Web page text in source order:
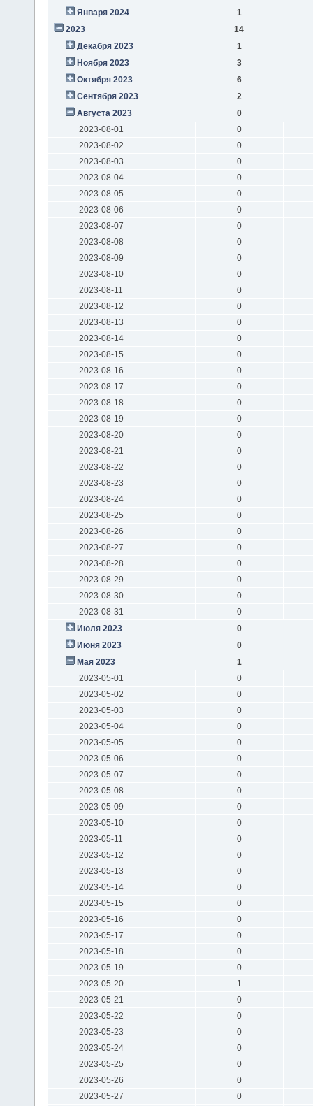
Января 2024
1
2023
14
Декабря 2023
1
Ноября 2023
3
Октября 2023
6
Сентября 2023
2
Августа 2023
0
2023-08-01
0
2023-08-02
0
2023-08-03
0
2023-08-04
0
2023-08-05
0
2023-08-06
0
2023-08-07
0
2023-08-08
0
2023-08-09
0
2023-08-10
0
2023-08-11
0
2023-08-12
0
2023-08-13
0
2023-08-14
0
2023-08-15
0
2023-08-16
0
2023-08-17
0
2023-08-18
0
2023-08-19
0
2023-08-20
0
2023-08-21
0
2023-08-22
0
2023-08-23
0
2023-08-24
0
2023-08-25
0
2023-08-26
0
2023-08-27
0
2023-08-28
0
2023-08-29
0
2023-08-30
0
2023-08-31
0
Июля 2023
0
Июня 2023
0
Мая 2023
1
2023-05-01
0
2023-05-02
0
2023-05-03
0
2023-05-04
0
2023-05-05
0
2023-05-06
0
2023-05-07
0
2023-05-08
0
2023-05-09
0
2023-05-10
0
2023-05-11
0
2023-05-12
0
2023-05-13
0
2023-05-14
0
2023-05-15
0
2023-05-16
0
2023-05-17
0
2023-05-18
0
2023-05-19
0
2023-05-20
1
2023-05-21
0
2023-05-22
0
2023-05-23
0
2023-05-24
0
2023-05-25
0
2023-05-26
0
2023-05-27
0